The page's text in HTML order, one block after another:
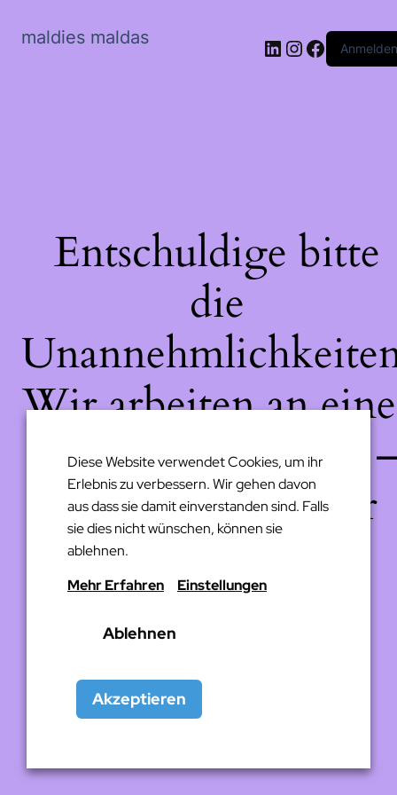
maldies maldas LinkedIn
Instagram
Anmelden
Entschuldige bitte
die
Wir arbeiten an
großartigen Sache
schau bald wieder
Diese Website verwendet Cookies, um ihr
Erlebnis zu verbessern. Wir gehen davon
aus dass sie damit einverstanden sind. Falls
sie dies nicht wünschen, können sie
ablehnen.
Mehr Erfahren
Einstellungen
Ablehnen
Akzeptieren